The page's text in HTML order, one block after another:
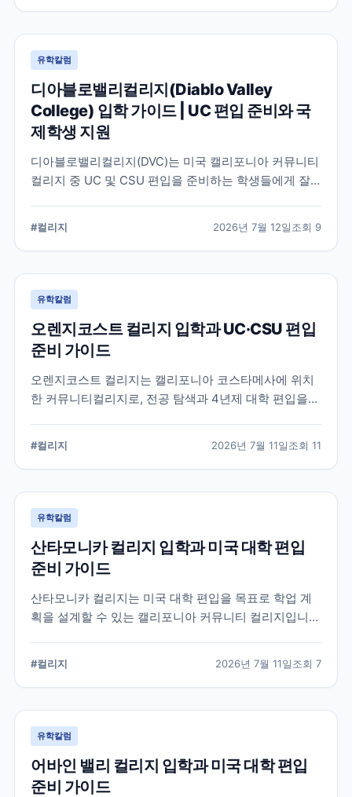
유학칼럼
디아블로밸리컬리지(Diablo Valley
College) 입학 가이드 | UC 편입 준비와 국
제학생 지원
디아블로밸리컬리지(DVC)는 미국 캘리포니아 커뮤니티
컬리지 중 UC 및 CSU 편입을 준비하는 학생들에게 잘
정리했습니다.
#컬리지 2026년 7월 12일조회 9
유학칼럼
오렌지코스트 컬리지 입학과 UC·CSU 편입
준비 가이드
오렌지코스트 컬리지는 캘리포니아 코스타메사에 위치
한 커뮤니티컬리지로, 전공 탐색과 4년제 대학 편입을
#컬리지 2026년 7월 11일조회 11
유학칼럼
산타모니카 컬리지 입학과 미국 대학 편입
준비 가이드
산타모니카 컬리지는 미국 대학 편입을 목표로 학업 계
획을 설계할 수 있는 캘리포니아 커뮤니티 컬리지입니
#컬리지 2026년 7월 11일조회 7
유학칼럼
어바인 밸리 컬리지 입학과 미국 대학 편입
준비 가이드